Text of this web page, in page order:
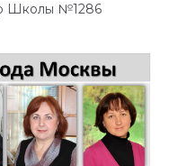
Школы №1286